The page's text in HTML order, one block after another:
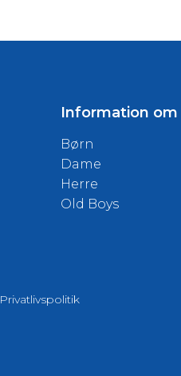
Information om
Børn
Dame
Herre
Old Boys
Privatlivspolitik